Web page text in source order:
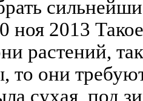
ноя 2013
растений,
то они
сухая, под